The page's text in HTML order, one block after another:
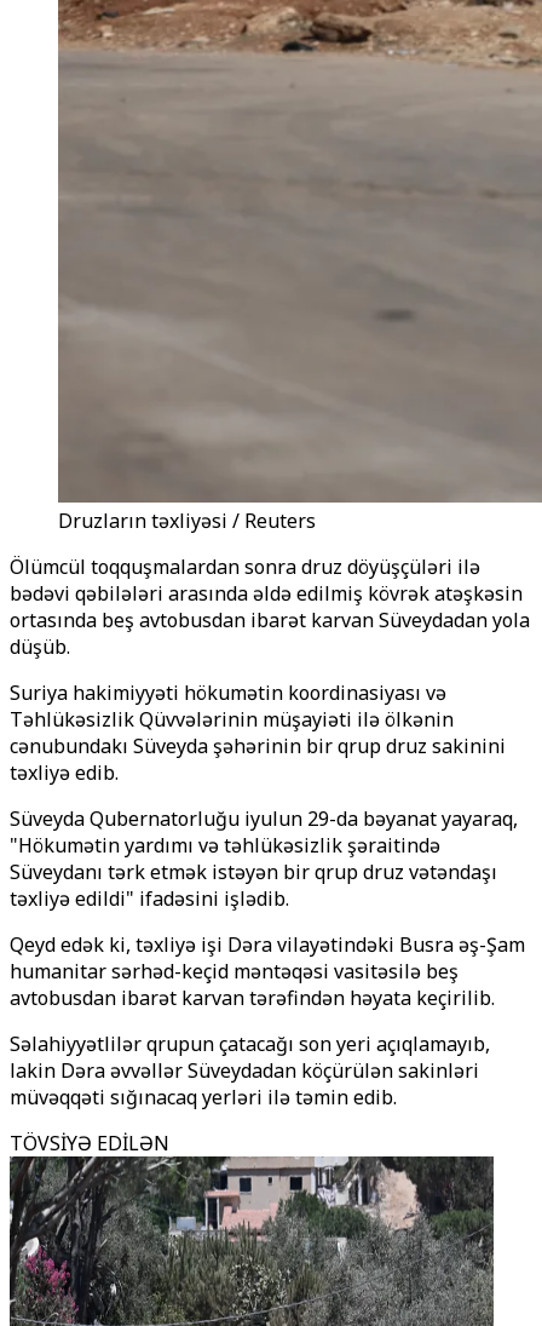
Druzların təxliyəsi / Reuters
Ölümcül toqquşmalardan sonra druz döyüşçüləri ilə
bədəvi qəbilələri arasında əldə edilmiş kövrək atəşkəsin
ortasında beş avtobusdan ibarət karvan Süveydadan yola
düşüb.
Suriya hakimiyyəti hökumətin koordinasiyası və
Təhlükəsizlik Qüvvələrinin müşayiəti ilə ölkənin
cənubundakı Süveyda şəhərinin bir qrup druz sakinini
təxliyə edib.
Süveyda Qubernatorluğu iyulun 29-da bəyanat yayaraq,
"Hökumətin yardımı və təhlükəsizlik şəraitində
Süveydanı tərk etmək istəyən bir qrup druz vətəndaşı
təxliyə edildi" ifadəsini işlədib.
Qeyd edək ki, təxliyə işi Dəra vilayətindəki Busra əş-Şam
humanitar sərhəd-keçid məntəqəsi vasitəsilə beş
avtobusdan ibarət karvan tərəfindən həyata keçirilib.
Səlahiyyətlilər qrupun çatacağı son yeri açıqlamayıb,
lakin Dəra əvvəllər Süveydadan köçürülən sakinləri
müvəqqəti sığınacaq yerləri ilə təmin edib.
TÖVSİYƏ EDİLƏN